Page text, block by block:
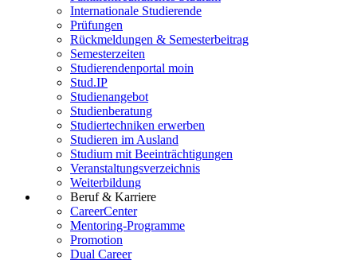
Internationale Studierende
Prüfungen
Rückmeldungen & Semesterbeitrag
Semesterzeiten
Studierendenportal moin
Stud.IP
Studienangebot
Studienberatung
Studiertechniken erwerben
Studieren im Ausland
Studium mit Beeinträchtigungen
Veranstaltungsverzeichnis
Weiterbildung
Beruf & Karriere
CareerCenter
Mentoring-Programme
Promotion
Dual Career